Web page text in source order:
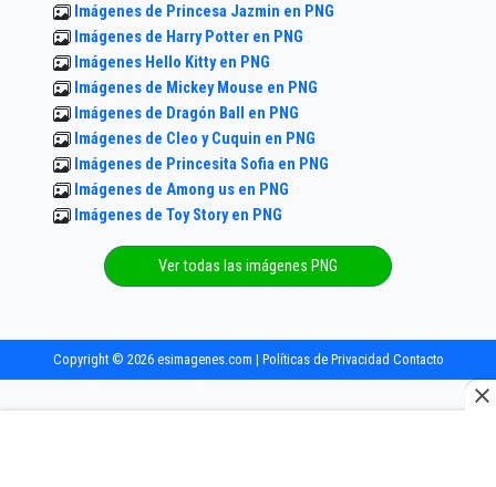
Imágenes de Princesa Jazmin en PNG
Imágenes de Harry Potter en PNG
Imágenes Hello Kitty en PNG
Imágenes de Mickey Mouse en PNG
Imágenes de Dragón Ball en PNG
Imágenes de Cleo y Cuquin en PNG
Imágenes de Princesita Sofia en PNG
Imágenes de Among us en PNG
Imágenes de Toy Story en PNG
Ver todas las imágenes PNG
Copyright © 2026 esimagenes.com | Políticas de Privacidad Contacto